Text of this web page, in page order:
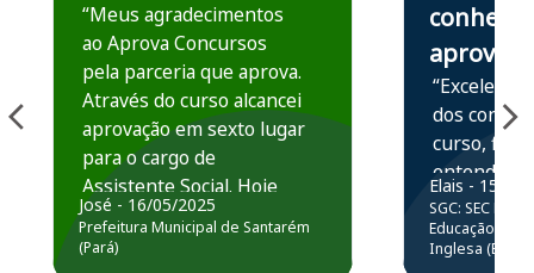
“Meus agradecimentos
ao Aprova Concursos
pela parceria que aprova.
Através do curso alcancei
aprovação em sexto lugar
para o cargo de
Assistente Social. Hoje
estou atuando na
Prefeitura de Santarém.
José - 16/05/2025
Prefeitura Municipal de Santarém
(Pará)
conhece,
aprova
“Excelente
dos
curso,
entender e
prática
resolução
questões.”
Elais - 15/07/
SGC: SEC BA
Educação
Inglesa (Edital